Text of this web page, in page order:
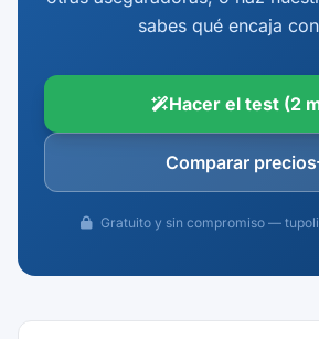
sabes qué encaja
Hacer el test (2
Comparar precios
Gratuito y sin compromiso —